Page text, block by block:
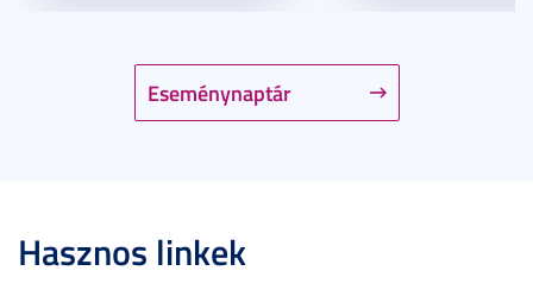
Eseménynaptár
Hasznos linkek